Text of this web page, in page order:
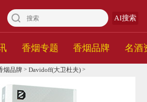
AI搜索
香烟专题 香烟品牌 名酒
烟品牌 > Davidoff(大卫杜夫)>